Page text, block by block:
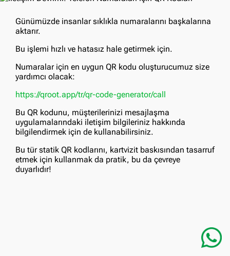
Günümüzde insanlar sıklıkla numaralarını başkalarına
aktarır.
Bu işlemi hızlı ve hatasız hale getirmek için.
Numaralar için en uygun QR kodu oluşturucumuz size
yardımcı olacak:
https://qroot.app/tr/qr-code-generator/call
Bu QR kodunu, müşterilerinizi mesajlaşma
uygulamalarındaki iletişim bilgileriniz hakkında
bilgilendirmek için de kullanabilirsiniz.
Bu tür statik QR kodlarını, kartvizit baskısından tasarruf
etmek için kullanmak da pratik, bu da çevreye
duyarlıdır!